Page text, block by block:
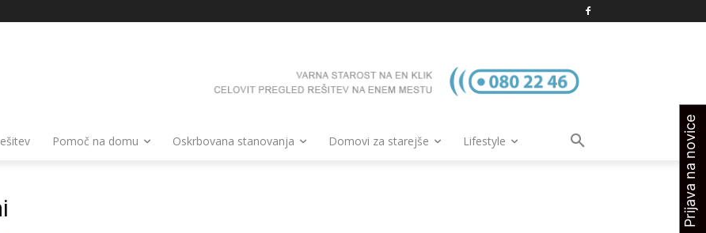
Pomoč na domu Oskrbovana stanovanja Domovi za starejše Lifestyle Prijava na novice